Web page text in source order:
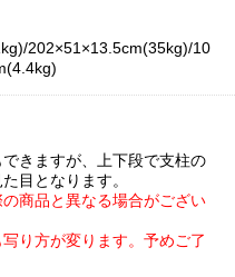
202×51×13.5cm(35kg)/10
きますが、上下段で支柱の
目となります。
商品と異なる場合がござい
り方が変ります。予めご了